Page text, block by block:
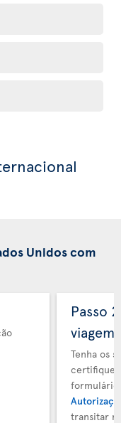
Unidos com
Passo
viagem
Tenha os
certifique-
transitar